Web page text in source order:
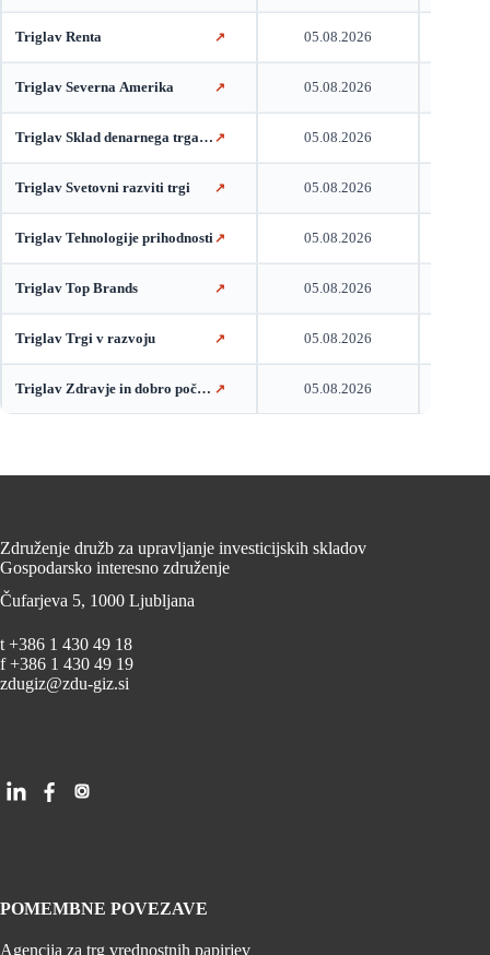
Triglav Renta ↗ 05.08.2026
Triglav Severna Amerika ↗ 05.08.2026
Triglav Sklad denarnega trga EUR
↗ 05.08.2026
Triglav Svetovni razviti trgi ↗ 05.08.2026
Triglav Tehnologije prihodnosti↗ 05.08.2026
Triglav Top Brands ↗ 05.08.2026
Triglav Trgi v razvoju ↗ 05.08.2026
Triglav Zdravje in dobro počutje↗ 05.08.2026
Združenje družb za upravljanje investicijskih skladov
Gospodarsko interesno združenje
Čufarjeva 5, 1000 Ljubljana
t +386 1 430 49 18
f +386 1 430 49 19
zdugiz@zdu-giz.si
POMEMBNE POVEZAVE
Agencija za trg vrednostnih papirjev